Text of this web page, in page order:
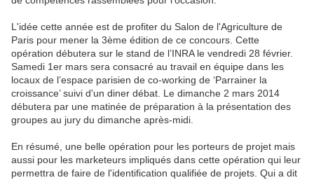
L'idée cette année est de profiter du Salon de l'Agriculture de
Paris pour mener la 3ème édition de ce concours. Cette
opération débutera sur le stand de l’INRA le vendredi 28 février.
Samedi 1er mars sera consacré au travail en équipe dans les
locaux de l’espace parisien de co-working de ‘Parrainer la
croissance’ suivi d'un diner débat. Le dimanche 2 mars 2014
débutera par une matinée de préparation à la présentation des
groupes au jury du dimanche après-midi.
En résumé, une belle opération pour les porteurs de projet mais
aussi pour les marketeurs impliqués dans cette opération qui leur
permettra de faire de l'identification qualifiée de projets. Qui a dit